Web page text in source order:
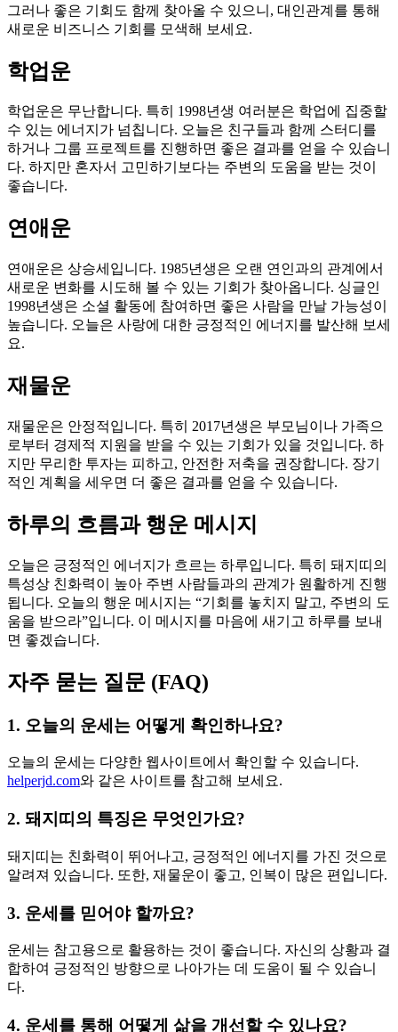
그러나 좋은 기회도 함께 찾아올 수 있으니, 대인관계를 통해
새로운 비즈니스 기회를 모색해 보세요.
학업운
학업운은 무난합니다. 특히 1998년생 여러분은 학업에 집중할
수 있는 에너지가 넘칩니다. 오늘은 친구들과 함께 스터디를
하거나 그룹 프로젝트를 진행하면 좋은 결과를 얻을 수 있습니
다. 하지만 혼자서 고민하기보다는 주변의 도움을 받는 것이
좋습니다.
연애운
연애운은 상승세입니다. 1985년생은 오랜 연인과의 관계에서
새로운 변화를 시도해 볼 수 있는 기회가 찾아옵니다. 싱글인
1998년생은 소셜 활동에 참여하면 좋은 사람을 만날 가능성이
높습니다. 오늘은 사랑에 대한 긍정적인 에너지를 발산해 보세
요.
재물운
재물운은 안정적입니다. 특히 2017년생은 부모님이나 가족으
로부터 경제적 지원을 받을 수 있는 기회가 있을 것입니다. 하
지만 무리한 투자는 피하고, 안전한 저축을 권장합니다. 장기
적인 계획을 세우면 더 좋은 결과를 얻을 수 있습니다.
하루의 흐름과 행운 메시지
오늘은 긍정적인 에너지가 흐르는 하루입니다. 특히 돼지띠의
특성상 친화력이 높아 주변 사람들과의 관계가 원활하게 진행
됩니다. 오늘의 행운 메시지는 “기회를 놓치지 말고, 주변의 도
움을 받으라”입니다. 이 메시지를 마음에 새기고 하루를 보내
면 좋겠습니다.
자주 묻는 질문 (FAQ)
1. 오늘의 운세는 어떻게 확인하나요?
오늘의 운세는 다양한 웹사이트에서 확인할 수 있습니다.
helperjd.com와 같은 사이트를 참고해 보세요.
2. 돼지띠의 특징은 무엇인가요?
돼지띠는 친화력이 뛰어나고, 긍정적인 에너지를 가진 것으로
알려져 있습니다. 또한, 재물운이 좋고, 인복이 많은 편입니다.
3. 운세를 믿어야 할까요?
운세는 참고용으로 활용하는 것이 좋습니다. 자신의 상황과 결
합하여 긍정적인 방향으로 나아가는 데 도움이 될 수 있습니
다.
4. 운세를 통해 어떻게 삶을 개선할 수 있나요?